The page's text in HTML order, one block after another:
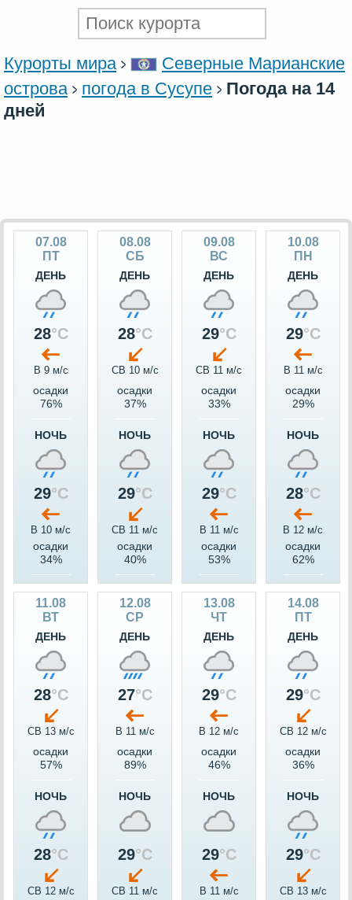
Курорты мира
Северные Марианские
острова
погода в Сусупе
Погода на 14
дней
07.08
ПТ
ДЕНЬ
28°C
В 9 м/c
осадки
76%
НОЧЬ
29°C
В 10 м/c
осадки
34%
08.08
СБ
ДЕНЬ
28°C
СВ 10 м/c
осадки
37%
НОЧЬ
29°C
СВ 11 м/c
осадки
40%
09.08
ВС
ДЕНЬ
29°C
СВ 11 м/c
осадки
33%
НОЧЬ
29°C
В 11 м/c
осадки
53%
10.08
ПН
ДЕНЬ
29°C
В 11 м/c
осадки
29%
НОЧЬ
28°C
В 12 м/c
осадки
62%
11.08
ВТ
ДЕНЬ
28°C
СВ 13 м/c
осадки
57%
НОЧЬ
28°C
СВ 12 м/c
12.08
СР
ДЕНЬ
27°C
В 11 м/c
осадки
89%
НОЧЬ
29°C
СВ 11 м/c
13.08
ЧТ
ДЕНЬ
29°C
В 12 м/c
осадки
46%
НОЧЬ
29°C
В 11 м/c
14.08
ПТ
ДЕНЬ
29°C
СВ 12 м/c
осадки
36%
НОЧЬ
29°C
СВ 13 м/c